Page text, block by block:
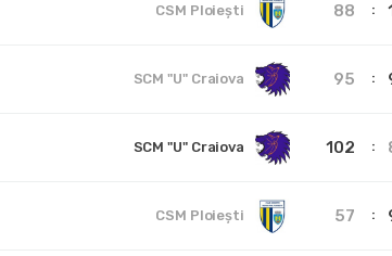
CSM Ploiești 88
SCM "U" Craiova 95
SCM "U" Craiova 102
CSM Ploiești 57